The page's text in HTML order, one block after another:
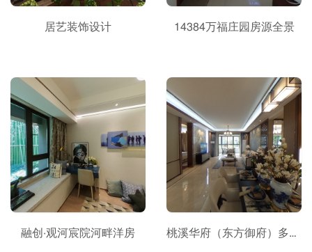
居艺装饰设计 14384万福庄园房源全景
融创·观河宸院河畔洋房 桃溪华府（东方御府）多层洋房128㎡样板房房源全景